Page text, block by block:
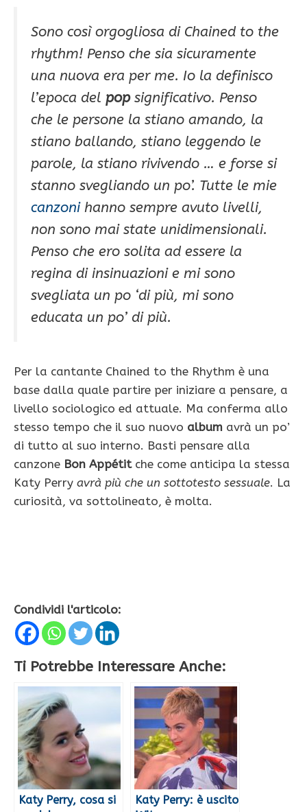
Sono così orgogliosa di Chained to the
rhythm! Penso che sia sicuramente
una nuova era per me. Io la definisco
l’epoca del popsignificativo. Penso
che le persone la stiano amando, la
stiano ballando, stiano leggendo le
parole, la stiano rivivendo … e forse si
stanno svegliando un po’. Tutte le mie
canzonihanno sempre avuto livelli,
non sono mai state unidimensionali.
Penso che ero solita ad essere la
regina di insinuazioni e mi sono
svegliata un po ‘di più, mi sono
educata un po’ di più.
Per la cantante Chained to the Rhythm è una
base dalla quale partire per iniziare a pensare, a
livello sociologico ed attuale. Ma conferma allo
stesso tempo che il suo nuovo album avrà un po’
di tutto al suo interno. Basti pensare alla
canzone Bon Appétitche come anticipa la stessa
Katy Perry avrà più che un sottotesto sessuale. La
curiosità, va sottolineato, è molta.
Condividi l'articolo:
Ti Potrebbe Interessare Anche:
Katy Perry, cosa si
Katy Perry: è uscito